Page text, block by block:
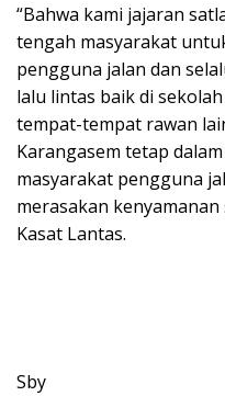
“Bahwa kami jajaran
tengah masyarakat
pengguna jalan dan
lalu lintas baik di
tempat-tempat rawan
Karangasem tetap
masyarakat pengguna
merasakan
Kasat Lantas.
Sby